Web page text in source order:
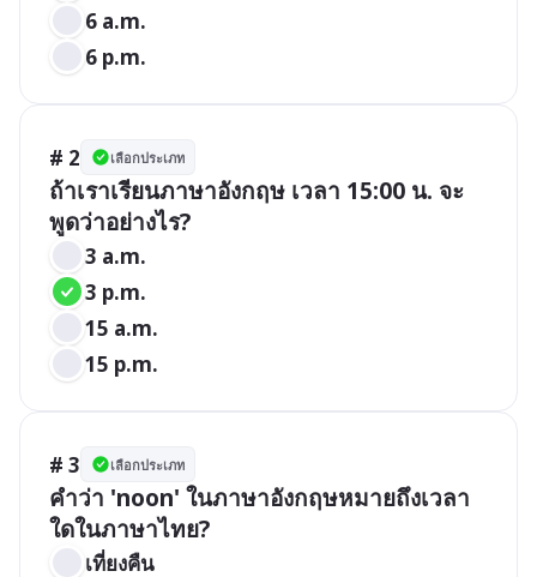
6 a.m.
6 p.m.
# 2 เลือกประเภท
ถ้าเราเรียนภาษาอังกฤษ เวลา 15:00 น. จะ
พูดว่าอย่างไร?
3 a.m.
3 p.m.
15 a.m.
15 p.m.
# 3 เลือกประเภท
คำว่า 'noon' ในภาษาอังกฤษหมายถึงเวลา
ใดในภาษาไทย?
เที่ยงคืน